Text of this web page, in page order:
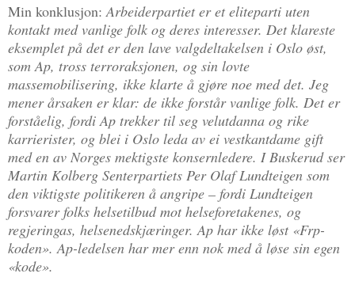
Min konklusjon: Arbeiderpartiet er et eliteparti uten
kontakt med vanlige folk og deres interesser. Det klareste
eksemplet på det er den lave valgdeltakelsen i Oslo øst,
som Ap, tross terroraksjonen, og sin lovte
massemobilisering, ikke klarte å gjøre noe med det. Jeg
mener årsaken er klar: de ikke forstår vanlige folk. Det er
forståelig, fordi Ap trekker til seg velutdanna og rike
karrierister, og blei i Oslo leda av ei vestkantdame gift
med en av Norges mektigste konsernledere. I Buskerud ser
Martin Kolberg Senterpartiets Per Olaf Lundteigen som
den viktigste politikeren å angripe – fordi Lundteigen
forsvarer folks helsetilbud mot helseforetakenes, og
regjeringas, helsenedskjæringer. Ap har ikke løst «Frp-
koden». Ap-ledelsen har mer enn nok med å løse sin egen
«kode».